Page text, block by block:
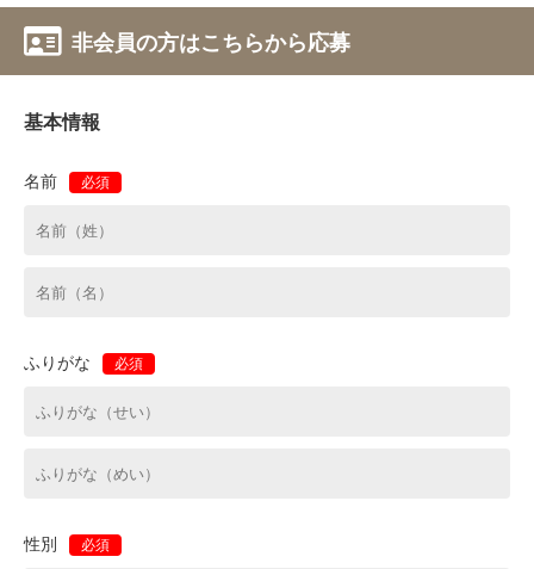
非会員の方はこちらから応募
基本情報
名前 必須
ふりがな 必須
性別 必須